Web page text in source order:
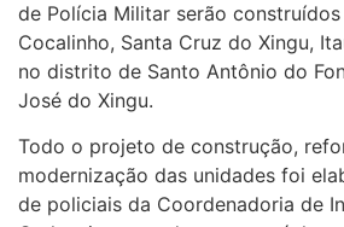
de Polícia Militar serão
Cocalinho, Santa Cruz do Xingu,
no distrito de Santo Antônio do
José do Xingu.
Todo o projeto de construção,
modernização das unidades foi
de policiais da Coordenadoria de